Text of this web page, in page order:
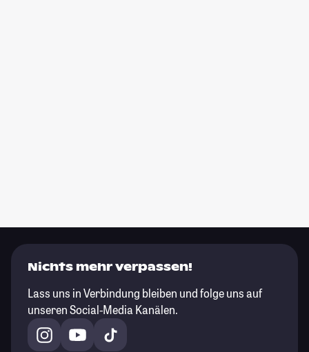
Nichts mehr verpassen!
Lass uns in Verbindung bleiben und folge uns auf
unseren Social-Media Kanälen.